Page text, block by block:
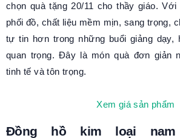
chọn quà tặng 20/11 cho thầy giáo. Với
phối đồ, chất liệu mềm mịn, sang trọng,
tự tin hơn trong những buổi giảng dạy,
quan trọng. Đây là món quà đơn giản
tinh tế và tôn trọng.
Xem giá sản phẩm
Đồng hồ kim loại nam